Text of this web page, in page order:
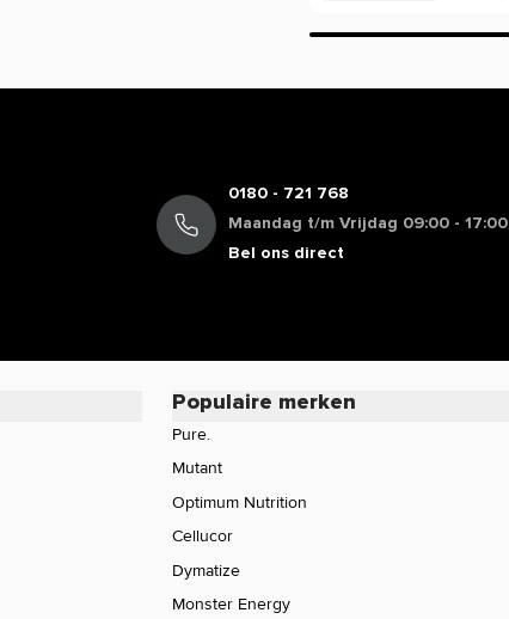
informatie over de
0180 - 721 768
Maandag t/m Vrijdag 09:00 - 17:00
Bel ons direct
Populaire merken
Pure.
Mutant
Optimum Nutrition
Cellucor
Dymatize
Monster Energy